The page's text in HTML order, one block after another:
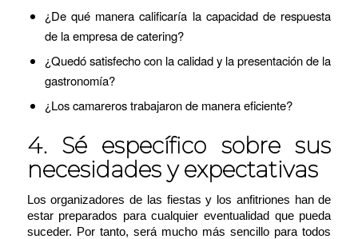
¿De qué manera calificaría la capacidad de respuesta
de la empresa de catering?
¿Quedó satisfecho con la calidad y la presentación de la
gastronomía?
¿Los camareros trabajaron de manera eficiente?
4. Sé específico sobre sus
necesidades y expectativas
Los organizadores de las fiestas y los anfitriones han de
estar preparados para cualquier eventualidad que pueda
suceder. Por tanto, será mucho más sencillo para todos